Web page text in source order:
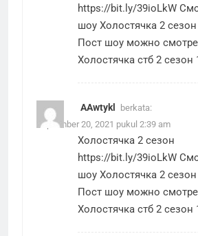
https://bit.ly/39ioLkW
шоу Холостячка 2
Пост шоу можно
Холостячка стб 2 сезон
AAwtykl
berkata:
September 20, 2021 pukul 2:39 am
Холостячка 2 сезон
https://bit.ly/39ioLkW
шоу Холостячка 2
Пост шоу можно
Холостячка стб 2 сезон